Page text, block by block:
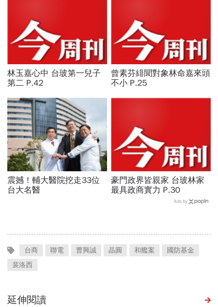
林玉嘉心中 台玻第一兒子
第二 P.42
曾素芬緋聞對象林命嘉來頭
不小 P.25
震撼！輔大醫院挖走33位
台大名醫
豪門政界皆親家 台玻林家
最具政商實力 P.30
Ads by
台商 聯電 曹興誠 晶圓 和艦案
國防基金
裴洛西
延伸閱讀